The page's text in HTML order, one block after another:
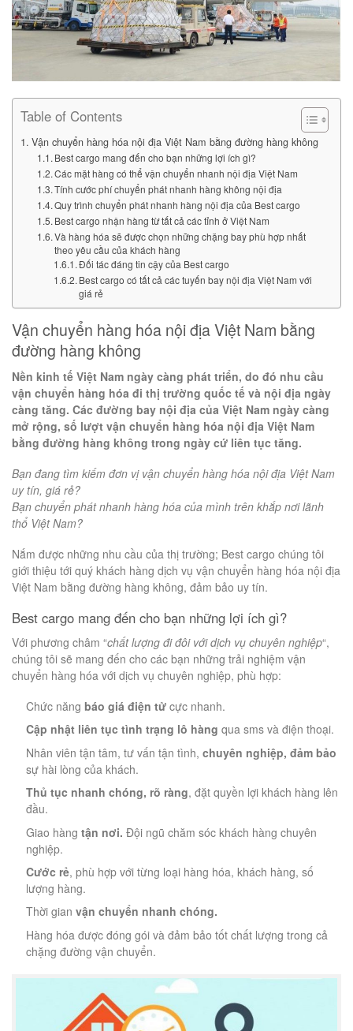
Table of Contents
Vận chuyển hàng hóa nội địa Việt Nam bằng đường hàng không
Best cargo mang đến cho bạn những lợi ích gì?
Các mặt hàng có thể vận chuyển nhanh nội địa Việt Nam
Tính cước phí chuyển phát nhanh hàng không nội địa
Quy trình chuyển phát nhanh hàng nội địa của Best cargo
Best cargo nhận hàng từ tất cả các tỉnh ở Việt Nam
Và hàng hóa sẽ được chọn những chặng bay phù hợp nhất
theo yêu cầu của khách hàng
Đối tác đáng tin cậy của Best cargo
Best cargo có tất cả các tuyến bay nội địa Việt Nam với
giá rẻ
Vận chuyển hàng hóa nội địa Việt Nam bằng
đường hàng không
Nền kinh tế Việt Nam ngày càng phát triển, do đó nhu cầu
vận chuyển hàng hóa đi thị trường quốc tế và nội địa ngày
càng tăng. Các đường bay nội địa của Việt Nam ngày càng
mở rộng, số lượt vận chuyển hàng hóa nội địa Việt Nam
bằng đường hàng không trong ngày cứ liên tục tăng.
Bạn đang tìm kiếm đơn vị vận chuyển hàng hóa nội địa Việt Nam
uy tín, giá rẻ?
Bạn chuyển phát nhanh hàng hóa của mình trên khắp nơi lãnh
thổ Việt Nam?
Nắm được những nhu cầu của thị trường; Best cargo chúng tôi
giới thiệu tới quý khách hàng dịch vụ vận chuyển hàng hóa nội địa
Việt Nam bằng đường hàng không, đảm bảo uy tín.
Best cargo mang đến cho bạn những lợi ích gì?
Với phương châm “chất lượng đi đôi với dịch vụ chuyên nghiệp“,
chúng tôi sẽ mang đến cho các bạn những trải nghiệm vận
chuyển hàng hóa với dịch vụ chuyên nghiệp, phù hợp:
Chức năngbáo giá điện tử cực nhanh.
Cập nhật liên tục tình trạng lô hàng qua sms và điện thoại.
Nhân viên tận tâm, tư vấn tận tình, chuyên nghiệp, đảm bảo
sự hài lòng của khách.
Thủ tục nhanh chóng, rõ ràng, đặt quyền lợi khách hàng lên
đầu.
Giao hàngtận nơi. Đội ngũ chăm sóc khách hàng chuyên
nghiệp.
Cước rẻ, phù hợp với từng loại hàng hóa, khách hàng, số
lượng hàng.
Thời gianvận chuyển nhanh chóng.
Hàng hóa được đóng gói và đảm bảo tốt chất lượng trong cả
chặng đường vận chuyển.